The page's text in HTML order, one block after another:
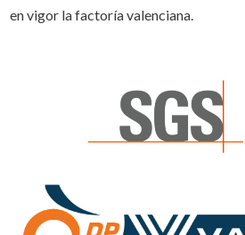
en vigor la factoría valenciana.